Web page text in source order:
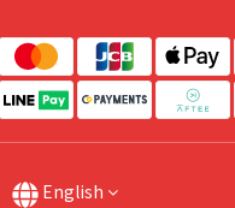
English